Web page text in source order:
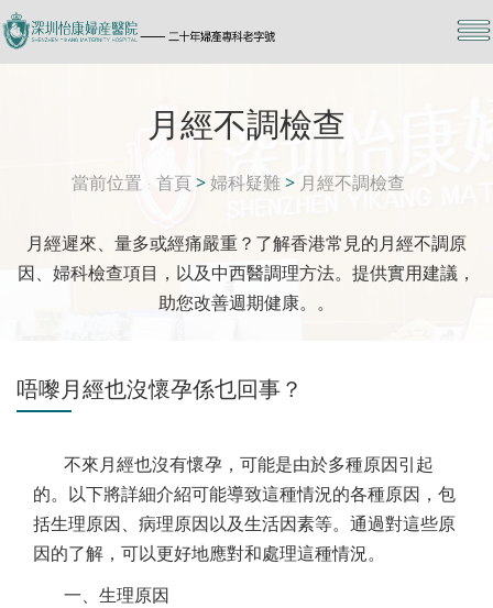
月經不調檢查
當前位置 首頁 >婦科疑難> 月經不調檢查
月經遲來、量多或經痛嚴重？了解香港常見的月經不調原
因、婦科檢查項目，以及中西醫調理方法。提供實用建議，
助您改善週期健康。。
唔嚟月經也沒懷孕係乜回事？
不來月經也沒有懷孕，可能是由於多種原因引起
的。以下將詳細介紹可能導致這種情況的各種原因，包
括生理原因、病理原因以及生活因素等。通過對這些原
因的了解，可以更好地應對和處理這種情況。
一、生理原因